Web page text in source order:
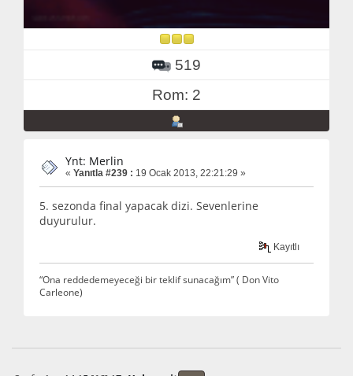
519
Rom: 2
Ynt: Merlin
« Yanıtla #239 : 19 Ocak 2013, 22:21:29 »
5. sezonda final yapacak dizi. Sevenlerine
duyurulur.
Kayıtlı
“Ona reddedemeyeceği bir teklif sunacağım” ( Don Vito
Carleone)